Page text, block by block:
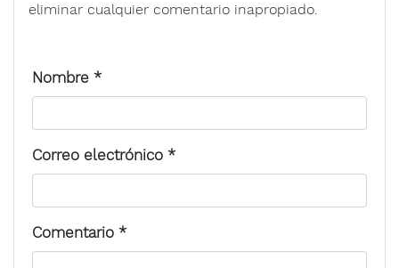
eliminar cualquier comentario inapropiado.
Nombre *
Correo electrónico *
Comentario *